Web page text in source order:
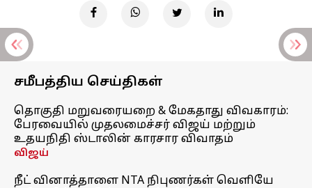
சமீபத்திய செய்திகள்
தொகுதி மறுவரையறை & மேகதாது விவகாரம்:
பேரவையில் முதலமைச்சர் விஜய் மற்றும்
உதயநிதி ஸ்டாலின் காரசார விவாதம்
விஜய்
நீட் வினாத்தாளை NTA நிபுணர்கள் வெளியே